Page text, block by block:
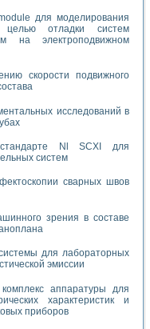
для моделирования
целью отладки систем
на электроподвижном
скорости подвижного
исследований в
Nl SCXI для
систем
сварных швов
зрения в составе
для лабораторных
эмиссии
аппаратуры для
характеристик и
приборов